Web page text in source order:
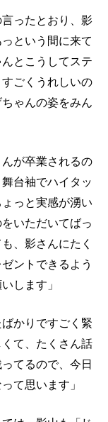
ったとおり、影
という間に来て
とこうしてステ
ごくうれしいの
ゃんの姿をみん
が卒業されるの
台袖でハイタッ
っと実感が湧い
いただいてばっ
、影さんにたく
ントできるよう
します」
かりですごく緊
て、たくさん話
てるので、今日
て思います」